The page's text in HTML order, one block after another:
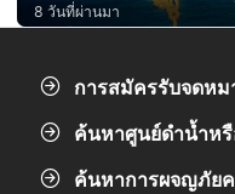
8 วันที่ผ่านมา
การสมัครรับจดหม
ค้นหาศูนย์ดำน้ำห
ค้นหาการผจญภัย